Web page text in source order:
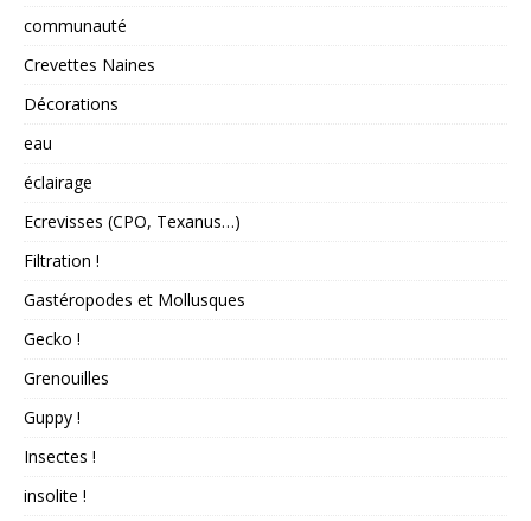
communauté
Crevettes Naines
Décorations
eau
éclairage
Ecrevisses (CPO, Texanus…)
Filtration !
Gastéropodes et Mollusques
Gecko !
Grenouilles
Guppy !
Insectes !
insolite !